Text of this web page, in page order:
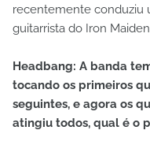
recentemente conduziu
guitarrista do Iron
Headbang: A banda
tocando os primeiros
seguintes, e agora os
atingiu todos, qual é o